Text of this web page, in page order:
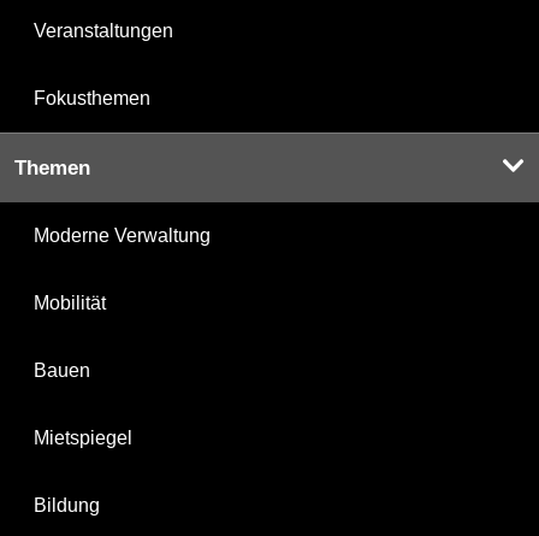
Veranstaltungen
Fokusthemen
Themen
Moderne Verwaltung
Mobilität
Bauen
Mietspiegel
Bildung